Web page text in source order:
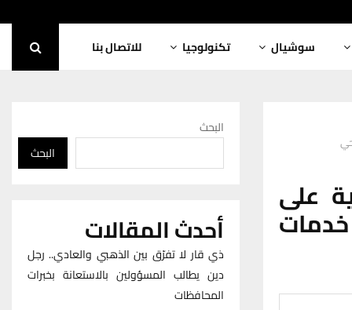
سوشيال تكنولوجيا للاتصال بنا
على
البحث
البحث
أحدث المقالات
ذي قار لا تفرّق بين الذهبي والعادي.. رجل
دين يطالب المسؤولين بالاستعانة بخبرات
المحافظات